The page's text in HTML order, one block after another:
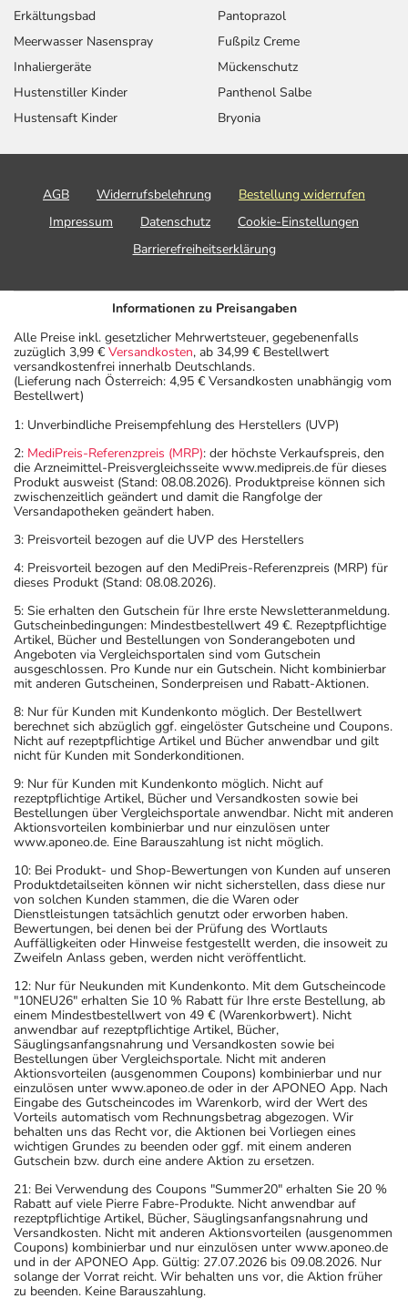
Erkältungsbad
Meerwasser Nasenspray
Inhaliergeräte
Hustenstiller Kinder
Hustensaft Kinder
Pantoprazol
Fußpilz Creme
Mückenschutz
Panthenol Salbe
Bryonia
AGB Widerrufsbelehrung
Bestellung widerrufen
Impressum
Datenschutz
Cookie-Einstellungen
Barrierefreiheitserklärung
Informationen zu Preisangaben
Alle Preise inkl. gesetzlicher Mehrwertsteuer, gegebenenfalls
zuzüglich 3,99 € Versandkosten, ab 34,99 € Bestellwert
versandkostenfrei innerhalb Deutschlands.
(Lieferung nach Österreich: 4,95 € Versandkosten unabhängig vom
Bestellwert)
1: Unverbindliche Preisempfehlung des Herstellers (UVP)
2: MediPreis-Referenzpreis (MRP): der höchste Verkaufspreis, den
die Arzneimittel-Preisvergleichsseite www.medipreis.de für dieses
Produkt ausweist (Stand: 08.08.2026). Produktpreise können sich
zwischenzeitlich geändert und damit die Rangfolge der
Versandapotheken geändert haben.
3: Preisvorteil bezogen auf die UVP des Herstellers
4: Preisvorteil bezogen auf den MediPreis-Referenzpreis (MRP) für
dieses Produkt (Stand: 08.08.2026).
5: Sie erhalten den Gutschein für Ihre erste Newsletteranmeldung.
Gutscheinbedingungen: Mindestbestellwert 49 €. Rezeptpflichtige
Artikel, Bücher und Bestellungen von Sonderangeboten und
Angeboten via Vergleichsportalen sind vom Gutschein
ausgeschlossen. Pro Kunde nur ein Gutschein. Nicht kombinierbar
mit anderen Gutscheinen, Sonderpreisen und Rabatt-Aktionen.
8: Nur für Kunden mit Kundenkonto möglich. Der Bestellwert
berechnet sich abzüglich ggf. eingelöster Gutscheine und Coupons.
Nicht auf rezeptpflichtige Artikel und Bücher anwendbar und gilt
nicht für Kunden mit Sonderkonditionen.
9: Nur für Kunden mit Kundenkonto möglich. Nicht auf
rezeptpflichtige Artikel, Bücher und Versandkosten sowie bei
Bestellungen über Vergleichsportale anwendbar. Nicht mit anderen
Aktionsvorteilen kombinierbar und nur einzulösen unter
www.aponeo.de. Eine Barauszahlung ist nicht möglich.
10: Bei Produkt- und Shop-Bewertungen von Kunden auf unseren
Produktdetailseiten können wir nicht sicherstellen, dass diese nur
von solchen Kunden stammen, die die Waren oder
Dienstleistungen tatsächlich genutzt oder erworben haben.
Bewertungen, bei denen bei der Prüfung des Wortlauts
Auffälligkeiten oder Hinweise festgestellt werden, die insoweit zu
Zweifeln Anlass geben, werden nicht veröffentlicht.
12: Nur für Neukunden mit Kundenkonto. Mit dem Gutscheincode
"10NEU26" erhalten Sie 10 % Rabatt für Ihre erste Bestellung, ab
einem Mindestbestellwert von 49 € (Warenkorbwert). Nicht
anwendbar auf rezeptpflichtige Artikel, Bücher,
Säuglingsanfangsnahrung und Versandkosten sowie bei
Bestellungen über Vergleichsportale. Nicht mit anderen
Aktionsvorteilen (ausgenommen Coupons) kombinierbar und nur
einzulösen unter www.aponeo.de oder in der APONEO App. Nach
Eingabe des Gutscheincodes im Warenkorb, wird der Wert des
Vorteils automatisch vom Rechnungsbetrag abgezogen. Wir
behalten uns das Recht vor, die Aktionen bei Vorliegen eines
wichtigen Grundes zu beenden oder ggf. mit einem anderen
Gutschein bzw. durch eine andere Aktion zu ersetzen.
21: Bei Verwendung des Coupons "Summer20" erhalten Sie 20 %
Rabatt auf viele Pierre Fabre-Produkte. Nicht anwendbar auf
rezeptpflichtige Artikel, Bücher, Säuglingsanfangsnahrung und
Versandkosten. Nicht mit anderen Aktionsvorteilen (ausgenommen
Coupons) kombinierbar und nur einzulösen unter www.aponeo.de
und in der APONEO App. Gültig: 27.07.2026 bis 09.08.2026. Nur
solange der Vorrat reicht. Wir behalten uns vor, die Aktion früher
zu beenden. Keine Barauszahlung.